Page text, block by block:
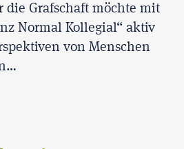
die Grafschaft möchte mit
Normal Kollegial“ aktiv
von Menschen